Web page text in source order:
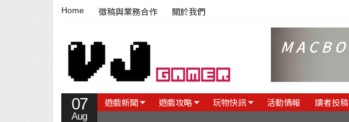
Home 徵稿與業務合作 關於我們
07
Aug
遊戲新聞 遊戲攻略 玩物快訊 活動情報 讀者投稿